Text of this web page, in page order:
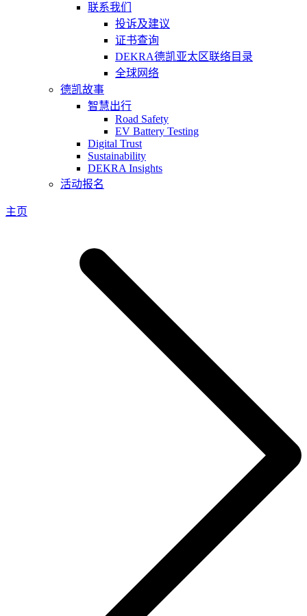
联系我们
投诉及建议
证书查询
DEKRA德凯亚太区联络目录
全球网络
德凯故事
智慧出行
Road Safety
EV Battery Testing
Digital Trust
Sustainability
DEKRA Insights
活动报名
主页